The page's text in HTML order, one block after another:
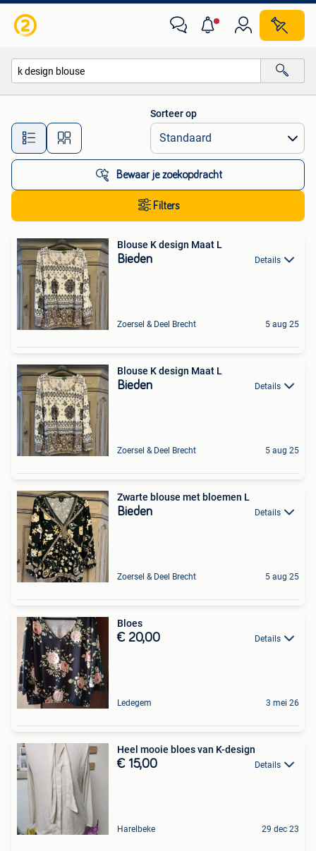
Alle afstanden…
Sorteer op
Bewaar je zoekopdracht
Filters
Blouse K design Maat L
Bieden Details
Zoersel & Deel Brecht 5 aug 25
Blouse K design Maat L
Bieden Details
Zoersel & Deel Brecht 5 aug 25
Zwarte blouse met bloemen L
Bieden Details
Zoersel & Deel Brecht 5 aug 25
Bloes
€ 20,00 Details
Ledegem 3 mei 26
Heel mooie bloes van K-design
€ 15,00 Details
Harelbeke 29 dec 23